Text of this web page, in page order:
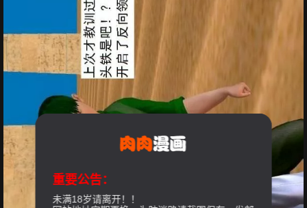
重要公告：
未满18岁请离开！！